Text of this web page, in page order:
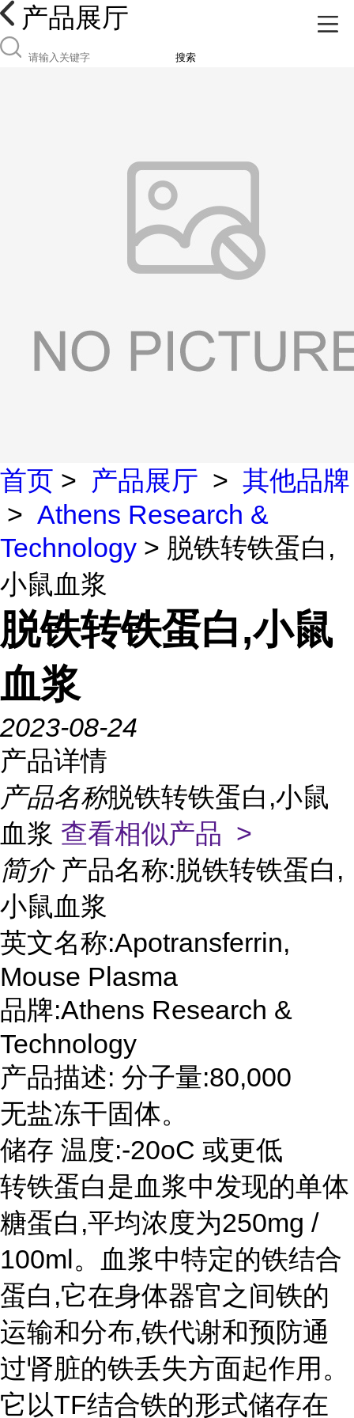
产品展厅
搜索
首页 > 产品展厅 > 其他品牌
> Athens Research &
Technology > 脱铁转铁蛋白,
小鼠血浆
脱铁转铁蛋白,小鼠
血浆
2023-08-24
产品详情
产品名称脱铁转铁蛋白,小鼠
血浆 查看相似产品 >
简介 产品名称:脱铁转铁蛋白,
小鼠血浆
英文名称:Apotransferrin,
Mouse Plasma
品牌:Athens Research &
Technology
产品描述: 分子量:80,000
无盐冻干固体。
储存 温度:-20oC 或更低
转铁蛋白是血浆中发现的单体
糖蛋白,平均浓度为250mg /
100ml。血浆中特定的铁结合
蛋白,它在身体器官之间铁的
运输和分布,铁代谢和预防通
过肾脏的铁丢失方面起作用。
它以TF结合铁的形式储存在